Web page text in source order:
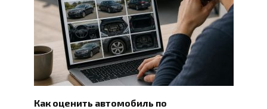
Как оценить автомобиль по